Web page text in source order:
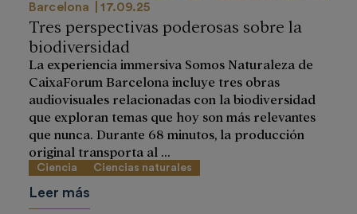
Barcelona 17.09.25
Tres perspectivas poderosas sobre la
biodiversidad
La experiencia immersiva Somos Naturaleza de
CaixaForum Barcelona incluye tres obras
audiovisuales relacionadas con la biodiversidad
que exploran temas que hoy son más relevantes
que nunca. Durante 68 minutos, la producción
original transporta al ...
Ciencia Ciencias naturales
Leer más